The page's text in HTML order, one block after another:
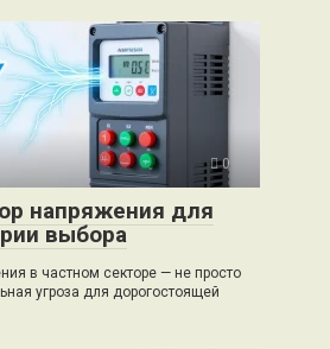
0
напряжения для
выбора
в частном секторе — не просто
угроза для дорогостоящей